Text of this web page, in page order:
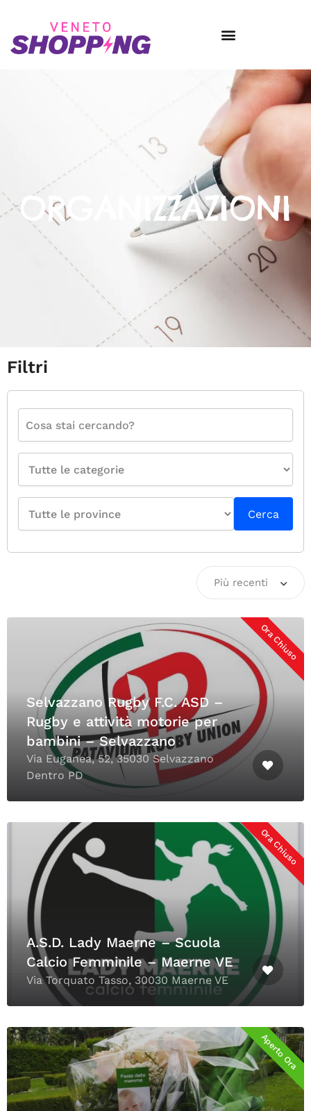
ORGANIZZAZIONI
Filtri
Cerca
Più recenti
Ora Chiuso
Selvazzano Rugby F.C. ASD –
Rugby e attività motorie per
bambini – Selvazzano
Via Euganea, 52, 35030 Selvazzano
Dentro PD
Ora Chiuso
A.S.D. Lady Maerne – Scuola
Calcio Femminile – Maerne VE
Via Torquato Tasso, 30030 Maerne VE
Aperto Ora